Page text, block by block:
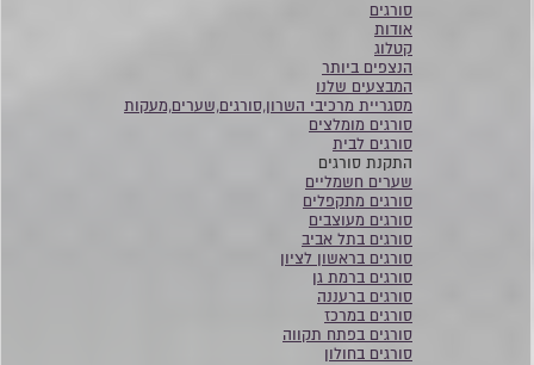
סורגים
אודות
קטלוג
הנצפים ביותר
המבצעים שלנו
מסגריית מרכיבי השרון,סורגים,שערים,מעקות
סורגים מומלצים
סורגים לבית
התקנת סורגים
שערים חשמליים
סורגים מתקפלים
סורגים מעוצבים
סורגים בתל אביב
סורגים בראשון לציון
סורגים ברמת גן
סורגים ברעננה
סורגים במרכז
סורגים בפתח תקווה
סורגים בחולון